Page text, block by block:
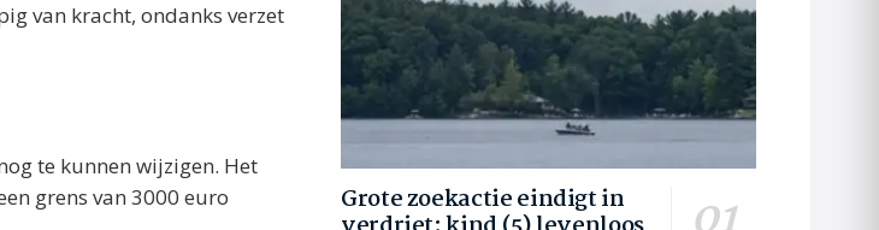
van kracht, ondanks verzet
te kunnen wijzigen. Het
grens van 3000 euro
Grote zoekactie eindigt in